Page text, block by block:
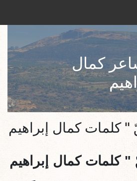
كمال
" كلمات كمال إبراهيم
" كلمات كمال إبراهيم